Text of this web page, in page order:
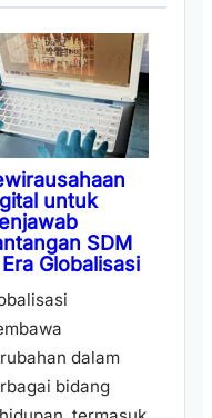
untuk
SDM
Globalisasi
dalam
bidang